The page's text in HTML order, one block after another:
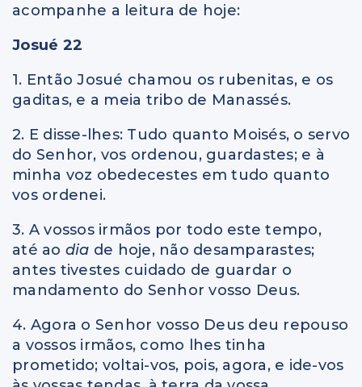
acompanhe a leitura de hoje:
Josué 22
1. Então Josué chamou os rubenitas, e os
gaditas, e a meia tribo de Manassés.
2. E disse-lhes: Tudo quanto Moisés, o servo
do Senhor, vos ordenou, guardastes; e à
minha voz obedecestes em tudo quanto
vos ordenei.
3. A vossos irmãos por todo este tempo,
até ao dia de hoje, não desamparastes;
antes tivestes cuidado de guardar o
mandamento do Senhor vosso Deus.
4. Agora o Senhor vosso Deus deu repouso
a vossos irmãos, como lhes tinha
prometido; voltai-vos, pois, agora, e ide-vos